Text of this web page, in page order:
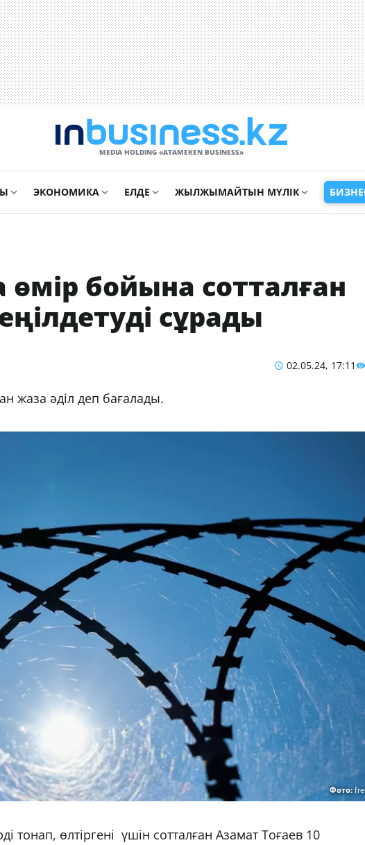
MEDIA HOLDING «ATAMEKЕN BUSINESS»
ЭКОНОМИКА ЕЛДЕ ЖЫЛЖЫМАЙТЫН МҮЛІК
бойына сотталған
сұрады
02.05.24, 17:11
жаза әділ деп бағалады.
Фото:
тонап, өлтіргені үшін сотталған Азамат Тоғаев 10